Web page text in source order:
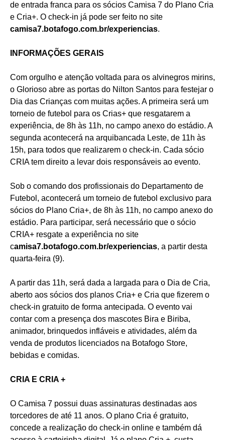
de entrada franca para os sócios Camisa 7 do Plano Cria
e Cria+. O check-in já pode ser feito no site
camisa7.botafogo.com.br/experiencias.
INFORMAÇÕES GERAIS
Com orgulho e atenção voltada para os alvinegros mirins,
o Glorioso abre as portas do Nilton Santos para festejar o
Dia das Crianças com muitas ações. A primeira será um
torneio de futebol para os Crias+ que resgatarem a
experiência, de 8h às 11h, no campo anexo do estádio. A
segunda acontecerá na arquibancada Leste, de 11h às
15h, para todos que realizarem o check-in. Cada sócio
CRIA tem direito a levar dois responsáveis ao evento.
Sob o comando dos profissionais do Departamento de
Futebol, acontecerá um torneio de futebol exclusivo para
sócios do Plano Cria+, de 8h às 11h, no campo anexo do
estádio. Para participar, será necessário que o sócio
CRIA+ resgate a experiência no site
camisa7.botafogo.com.br/experiencias, a partir desta
quarta-feira (9).
A partir das 11h, será dada a largada para o Dia de Cria,
aberto aos sócios dos planos Cria+ e Cria que fizerem o
check-in gratuito de forma antecipada. O evento vai
contar com a presença dos mascotes Bira e Biriba,
animador, brinquedos infláveis e atividades, além da
venda de produtos licenciados na Botafogo Store,
bebidas e comidas.
CRIA E CRIA +
O Camisa 7 possui duas assinaturas destinadas aos
torcedores de até 11 anos. O plano Cria é gratuito,
concede a realização do check-in online e também dá